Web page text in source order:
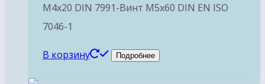
М4х20 DIN 7991-Винт М5х60 DIN EN ISO
7046-1
В корзину Подробнее